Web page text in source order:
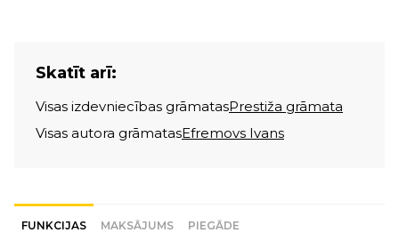
Skatīt arī:
Visas izdevniecības grāmatasPrestiža grāmata
Visas autora grāmatasEfremovs Ivans
FUNKCIJAS MAKSĀJUMS PIEGĀDE